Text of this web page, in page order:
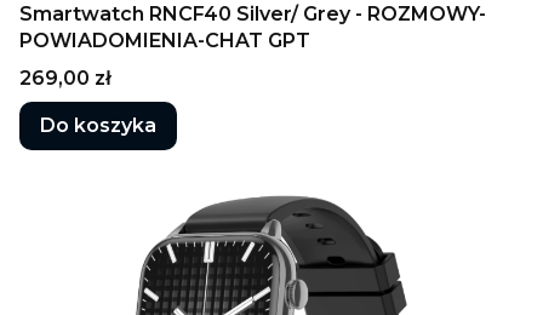
Smartwatch RNCF40 Silver/ Grey - ROZMOWY-
POWIADOMIENIA-CHAT GPT
Cena
269,00 zł
Do koszyka